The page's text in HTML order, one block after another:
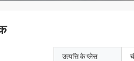
उत्पत्ति के प्लेस